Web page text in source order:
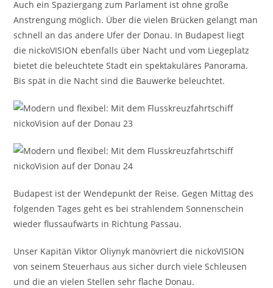
Auch ein Spaziergang zum Parlament ist ohne große
Anstrengung möglich. Über die vielen Brücken gelangt man
schnell an das andere Ufer der Donau. In Budapest liegt
die nickoVISION ebenfalls über Nacht und vom Liegeplatz
bietet die beleuchtete Stadt ein spektakuläres Panorama.
Bis spät in die Nacht sind die Bauwerke beleuchtet.
Budapest ist der Wendepunkt der Reise. Gegen Mittag des
folgenden Tages geht es bei strahlendem Sonnenschein
wieder flussaufwärts in Richtung Passau.
Unser Kapitän Viktor Oliynyk manövriert die nickoVISION
von seinem Steuerhaus aus sicher durch viele Schleusen
und die an vielen Stellen sehr flache Donau.